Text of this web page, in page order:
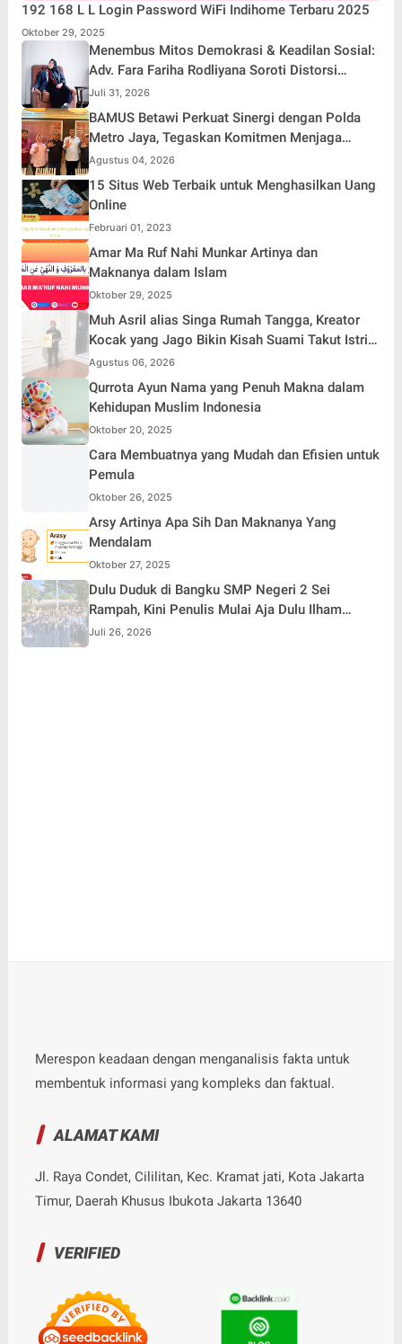
192 168 L L Login Password WiFi Indihome Terbaru 2025
Oktober 29, 2025
Menembus Mitos Demokrasi & Keadilan Sosial:
Adv. Fara Fariha Rodliyana Soroti Distorsi
Simpati Publik dan Aksi Main Hakim Sendiri
Juli 31, 2026
BAMUS Betawi Perkuat Sinergi dengan Polda
Metro Jaya, Tegaskan Komitmen Menjaga
Jakarta Aman, Damai, dan Kondusif Jelang HUT
ke-81 Republik Indonesia
Agustus 04, 2026
15 Situs Web Terbaik untuk Menghasilkan Uang
Online
Februari 01, 2023
Amar Ma Ruf Nahi Munkar Artinya dan
Maknanya dalam Islam
Oktober 29, 2025
Muh Asril alias Singa Rumah Tangga, Kreator
Kocak yang Jago Bikin Kisah Suami Takut Istri
Jadi Hiburan
Agustus 06, 2026
Qurrota Ayun Nama yang Penuh Makna dalam
Kehidupan Muslim Indonesia
Oktober 20, 2025
Cara Membuatnya yang Mudah dan Efisien untuk
Pemula
Oktober 26, 2025
Arsy Artinya Apa Sih Dan Maknanya Yang
Mendalam
Oktober 27, 2025
Dulu Duduk di Bangku SMP Negeri 2 Sei
Rampah, Kini Penulis Mulai Aja Dulu Ilham
Febryan Kembali sebagai Pemateri untuk
Menginspirasi Generasi Muda
Juli 26, 2026
Merespon keadaan dengan menganalisis fakta untuk
membentuk informasi yang kompleks dan faktual.
ALAMAT KAMI
Jl. Raya Condet, Cililitan, Kec. Kramat jati, Kota Jakarta
Timur, Daerah Khusus Ibukota Jakarta 13640
VERIFIED